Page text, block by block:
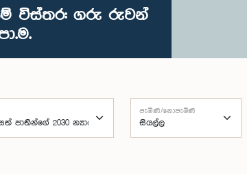
විස්තර: ගරු රුවන්
පැමිණි/නොපැමිණි